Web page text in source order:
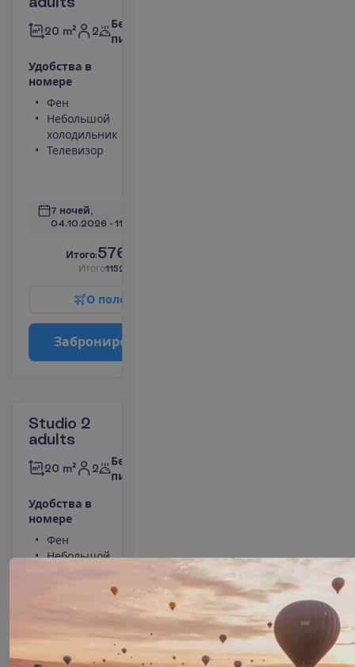
20 m² 2
Без
питания
Удобства в
номере
Фен
Небольшой
холодильник
Телевизор
7 ночей,
04.10.2026 - 11.10.2026
Итого:576.00
Итого1152.00
О поле
Заброниро
Studio 2
adults
20 m² 2
Без
питания
Удобства в
номере
Фен
Небольшой
Душ
Кухонная
ниша
Подробнее
5 ночей,
08.09.2026 - 13.09.2026